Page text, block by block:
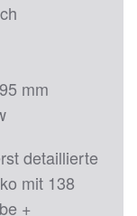
mm
detaillierte
mit 138
+